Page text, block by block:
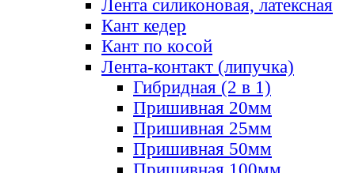
Лента силиконовая, латексная
Кант кедер
Кант по косой
Лента-контакт (липучка)
Гибридная (2 в 1)
Пришивная 20мм
Пришивная 25мм
Пришивная 50мм